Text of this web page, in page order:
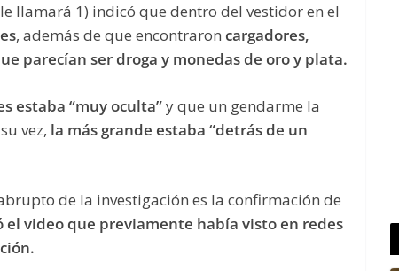
llamará 1) indicó que dentro del vestidor en el
, además de que encontraron cargadores,
parecían ser droga y monedas de oro y plata.
estaba “muy oculta”y que un gendarme la
vez, la más grande estaba “detrás de un
de la investigación es la confirmación de
el video que previamente había visto en redes